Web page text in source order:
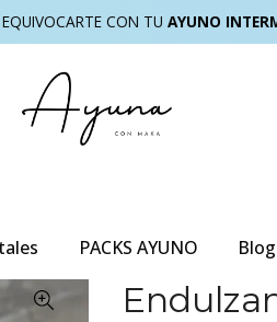
EQUIVOCARTE CON TU AYUNO
PACKS AYUNO Blog